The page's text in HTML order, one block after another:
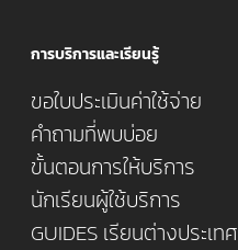
การบริการและเรียนรู้
ขอใบประเมินค่าใช้จ่าย
คำถามที่พบบ่อย
ขั้นตอนการให้บริการ
นักเรียนผู้ใช้บริการ
GUIDES เรียนต่างประเทศ